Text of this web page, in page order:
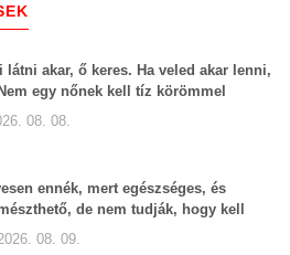
látni akar, ő keres. Ha veled akar lenni,
egy nőnek kell tíz körömmel
mindent feláldozni.
08. 08.
ennék, mert egészséges, és
de nem tudják, hogy kell
08. 09.